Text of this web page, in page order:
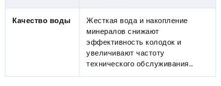
Качество воды
Жесткая вода и накопление
минералов снижают
эффективность колодок и
увеличивают частоту
технического обслуживания..